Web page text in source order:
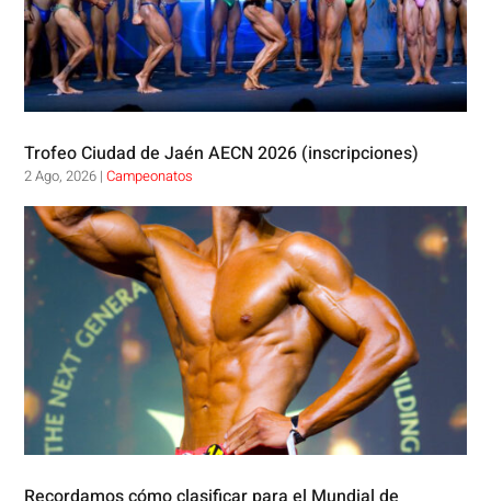
Trofeo Ciudad de Jaén AECN 2026 (inscripciones)
2 Ago, 2026 |Campeonatos